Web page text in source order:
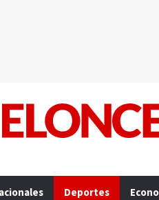
Deportes